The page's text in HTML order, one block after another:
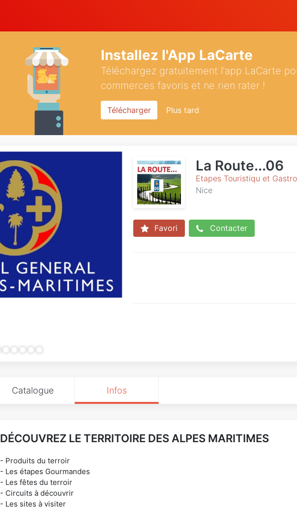
Installez l'App LaCarte
Téléchargez gratuitement l'app LaCarte
commerces favoris et ne rien rater !
Télécharger Plus tard
La Route...06
Etapes Touristiqu et
Nice
Favori Contacter
Catalogue Infos
DÉCOUVREZ LE TERRITOIRE DES ALPES MARITIMES
- Produits du terroir
- Les étapes Gourmandes
- Les fêtes du terroir
- Circuits à découvrir
- Les sites à visiter